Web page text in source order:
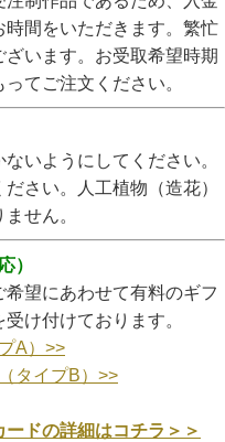
間をいただきます。繁忙
います。お受取希望時期
てご注文ください。
いようにしてください。
さい。人工植物（造花）
せん。
）
望にあわせて有料のギフ
け付けております。
A）>>
タイプB）>>
ドの詳細はコチラ＞＞